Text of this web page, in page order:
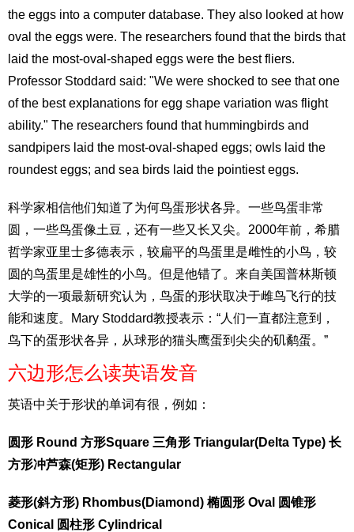
the eggs into a computer database. They also looked at how
oval the eggs were. The researchers found that the birds that
laid the most-oval-shaped eggs were the best fliers.
Professor Stoddard said: "We were shocked to see that one
of the best explanations for egg shape variation was flight
ability." The researchers found that hummingbirds and
sandpipers laid the most-oval-shaped eggs; owls laid the
roundest eggs; and sea birds laid the pointiest eggs.
科学家相信他们知道了为何鸟蛋形状各异。一些鸟蛋非常
圆，一些鸟蛋像土豆，还有一些又长又尖。2000年前，希腊
哲学家亚里士多德表示，较扁平的鸟蛋里是雌性的小鸟，较
圆的鸟蛋里是雄性的小鸟。但是他错了。来自美国普林斯顿
大学的一项最新研究认为，鸟蛋的形状取决于雌鸟飞行的技
能和速度。Mary Stoddard教授表示：“人们一直都注意到，
鸟下的蛋形状各异，从球形的猫头鹰蛋到尖尖的矶鹬蛋。”
六边形怎么读英语发音
英语中关于形状的单词有很，例如：
圆形 Round 方形Square 三角形 Triangular(Delta Type) 长
方形冲芦森(矩形) Rectangular
菱形(斜方形) Rhombus(Diamond) 椭圆形 Oval 圆锥形
Conical 圆柱形 Cylindrical